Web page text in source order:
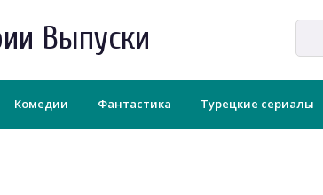
Выпуски
Комедии Фантастика Турецкие сериалы